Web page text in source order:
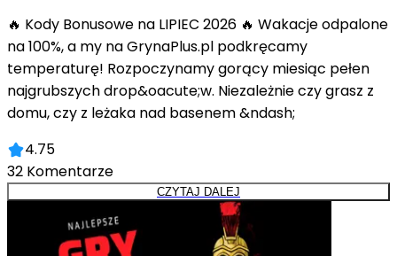
🔥 Kody Bonusowe na LIPIEC 2026 🔥 Wakacje odpalone
na 100%, a my na GrynaPlus.pl podkręcamy
temperaturę! Rozpoczynamy gorący miesiąc pełen
najgrubszych drop&oacute;w. Niezależnie czy grasz z
domu, czy z leżaka nad basenem &ndash;
4.75
32 Komentarze
CZYTAJ DALEJ